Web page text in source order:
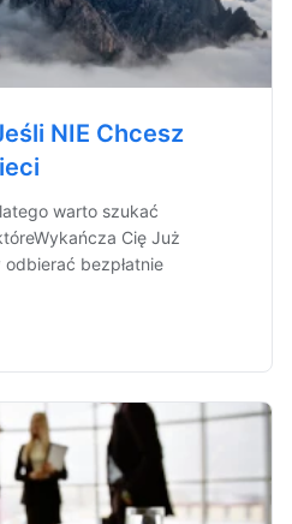
NIE Chcesz
warto szukać
Cię Już
bezpłatnie